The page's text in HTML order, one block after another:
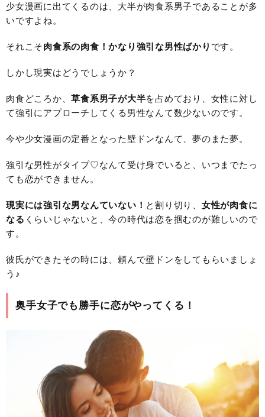
少女漫画に出てくるのは、大半が肉食系男子であることが多
いですよね。
それこそ肉食系の肉食！かなり強引な男性ばかり です。
しかし現実はどうでしょうか？
肉食どころか、草食系男子が大半を占めており、女性に対し
て強引にアプローチしてくる男性なんて数少ないのです。
今や少女漫画の定番となった壁ドンなんて、夢のまた夢。
強引な男性がタイプ♡なんて受け身でいると、いつまでたっ
ても恋ができません。
現実には強引な男なんていない！ と割り切り、 女性が肉食に
なる くらいじゃないと、今の時代は恋を掴むのが難しいので
す。
彼氏ができたその時には、頼んで壁ドンをしてもらいましょ
う♪
奥手女子でも勝手に恋がやってくる！